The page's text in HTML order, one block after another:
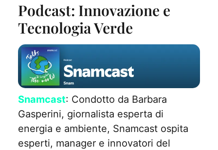
Podcast: Innovazione e
Tecnologia Verde
Snamcast: Condotto da Barbara
Gasperini, giornalista esperta di
energia e ambiente, Snamcast ospita
esperti, manager e innovatori del